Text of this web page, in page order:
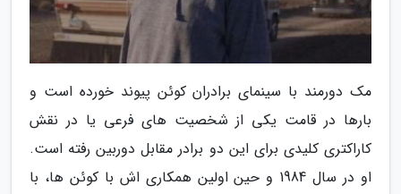
مک دورمند با سینمای برادران کوئن پیوند خورده است و
بارها در قامت یکی از شخصیت های فرعی یا در نقش
کاراکتری کلیدی برای این دو برادر مقابل دوربین رفته است.
او در سال 1984 و حین اولین همکاری اش با کوئن ها، با